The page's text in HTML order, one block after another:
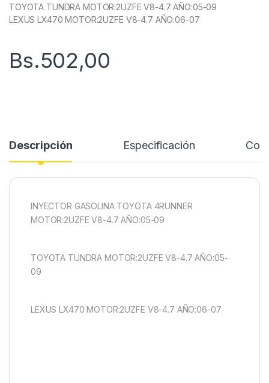
TOYOTA TUNDRA MOTOR:2UZFE V8-4.7 AÑO:05-09
LEXUS LX470 MOTOR:2UZFE V8-4.7 AÑO:06-07
Bs.502,00
Descripción Especificación
INYECTOR GASOLINA TOYOTA 4RUNNER
MOTOR:2UZFE V8-4.7 AÑO:05-09
TOYOTA TUNDRA MOTOR:2UZFE V8-4.7 AÑO:05-
09
LEXUS LX470 MOTOR:2UZFE V8-4.7 AÑO:06-07